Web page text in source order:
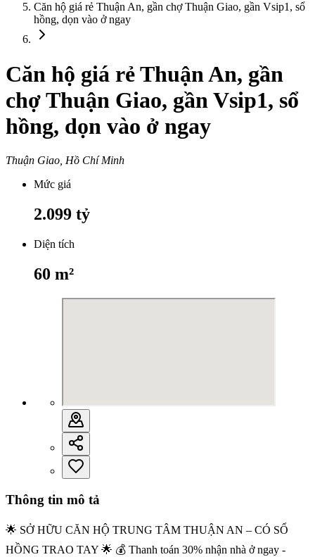
Căn hộ giá rẻ Thuận An, gần chợ Thuận Giao, gần Vsip1, sổ
hồng, dọn vào ở ngay
Căn hộ giá rẻ Thuận An, gần
chợ Thuận Giao, gần Vsip1, sổ
hồng, dọn vào ở ngay
Thuận Giao, Hồ Chí Minh
Mức giá
2.099 tỷ
Diện tích
60 m²
Thông tin mô tả
🌟 SỞ HỮU CĂN HỘ TRUNG TÂM THUẬN AN – CÓ SỔ
HỒNG TRAO TAY 🌟 💰 Thanh toán 30% nhận nhà ở ngay -